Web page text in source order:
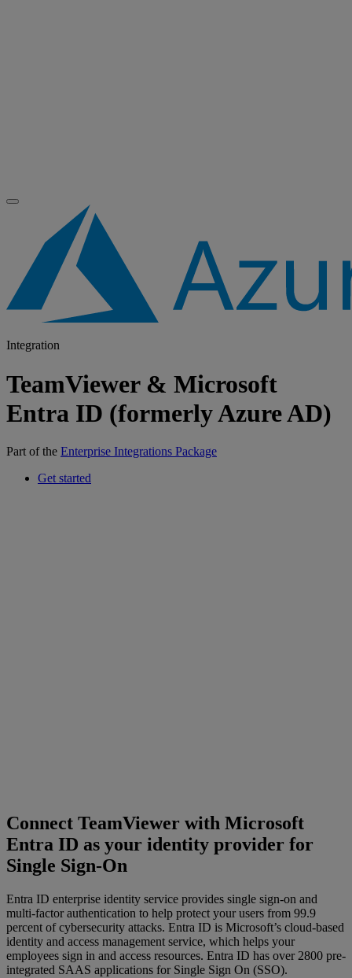
Integration
TeamViewer & Microsoft
Entra ID (formerly Azure AD)
Part of the Enterprise Integrations Package
Get started
Connect TeamViewer with Microsoft
Entra ID as your identity provider for
Single Sign-On
Entra ID enterprise identity service provides single sign-on and
multi-factor authentication to help protect your users from 99.9
percent of cybersecurity attacks. Entra ID is Microsoft’s cloud-based
identity and access management service, which helps your
employees sign in and access resources. Entra ID has over 2800 pre-
integrated SAAS applications for Single Sign On (SSO).